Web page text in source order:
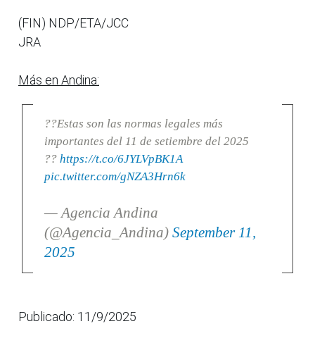
(FIN) NDP/ETA/JCC
JRA
Más en Andina:
??Estas son las normas legales más
importantes del 11 de setiembre del 2025
?? https://t.co/6JYLVpBK1A
pic.twitter.com/gNZA3Hrn6k
— Agencia Andina
(@Agencia_Andina) September 11,
2025
Publicado: 11/9/2025